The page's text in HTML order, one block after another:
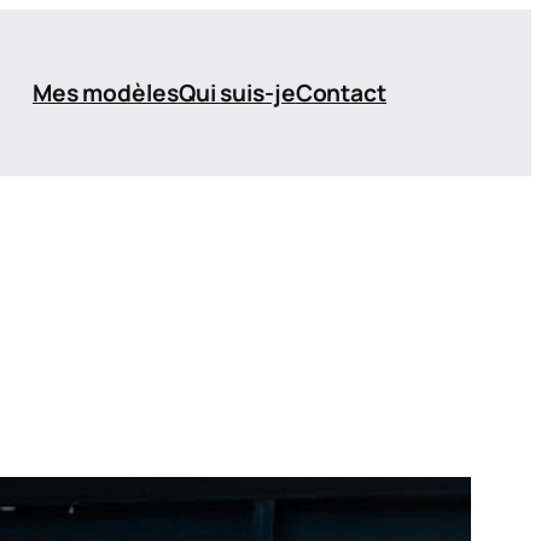
Mes modèlesQui suis-jeContact